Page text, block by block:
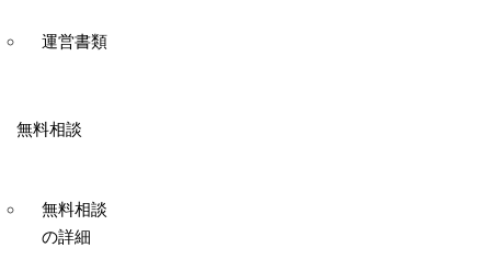
運営書類
無料相談
無料相談
の詳細